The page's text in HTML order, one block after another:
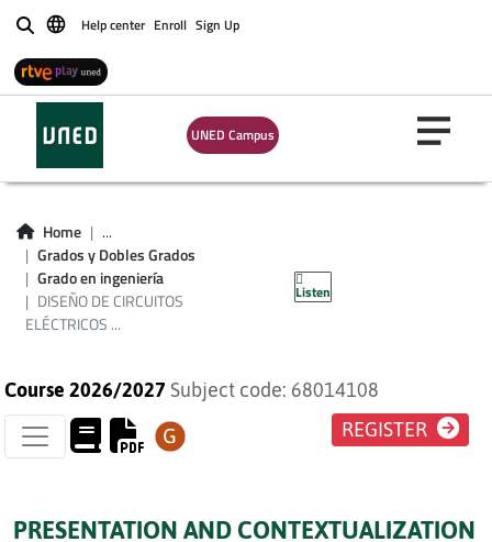
BuscarHelp center Enroll Sign Up
UNED Campus
Home
...
Grados y Dobles Grados
Grado en ingeniería
DISEÑO DE CIRCUITOS
ELÉCTRICOS ...
Listen
DISEÑO DE
CIRCUITOS
ELÉCTRICOS
ASISTIDO POR
ORDENADOR
Course 2026/2027 Subject code: 68014108
REGISTER
PRESENTATION AND CONTEXTUALIZATION